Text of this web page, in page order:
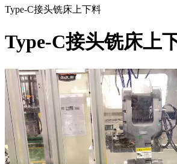
Type-C接头铣床上下料
Type-C接头铣床上